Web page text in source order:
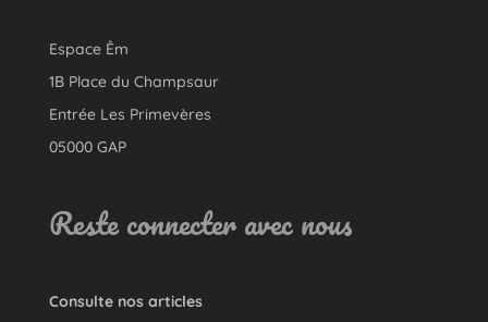
Espace Êm
1B Place du Champsaur
Entrée Les Primevères
05000 GAP
Reste connecter avec nous
Consulte nos articles